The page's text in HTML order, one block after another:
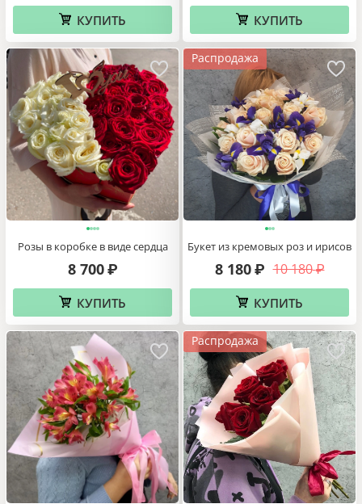
КУПИТЬ КУПИТЬ
Розы в коробке в виде сердца
8 700 ₽
КУПИТЬ
Распродажа
Букет из кремовых роз и ирисов
10 180 ₽
8 180 ₽
КУПИТЬ
Распродажа